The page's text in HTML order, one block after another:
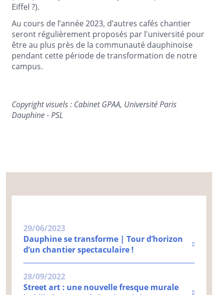
Eiffel ?).
Au cours de l’année 2023, d’autres cafés chantier
seront régulièrement proposés par l'université pour
être au plus près de la communauté dauphinoise
pendant cette période de transformation de notre
campus.
Copyright visuels : Cabinet GPAA, Université Paris
Dauphine - PSL
29/06/2023
Dauphine se transforme | Tour d’horizon
d’un chantier spectaculaire !
28/09/2022
Street art : une nouvelle fresque murale